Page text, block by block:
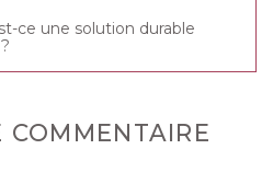
ce une solution durable
COMMENTAIRE